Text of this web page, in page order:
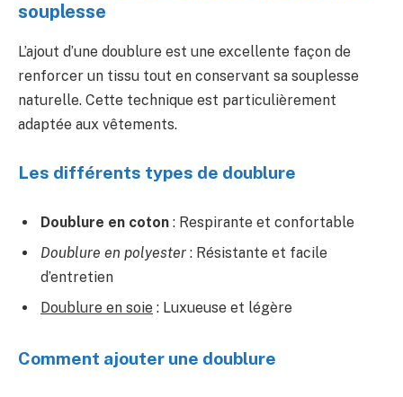
souplesse
L’ajout d’une doublure est une excellente façon de
renforcer un tissu tout en conservant sa souplesse
naturelle. Cette technique est particulièrement
adaptée aux vêtements.
Les différents types de doublure
Doublure en coton : Respirante et confortable
Doublure en polyester : Résistante et facile
d’entretien
Doublure en soie : Luxueuse et légère
Comment ajouter une doublure